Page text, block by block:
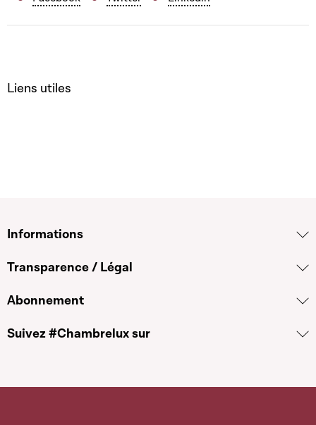
Liens utiles
Informations
Transparence / Légal
Abonnement
Suivez #Chambrelux sur